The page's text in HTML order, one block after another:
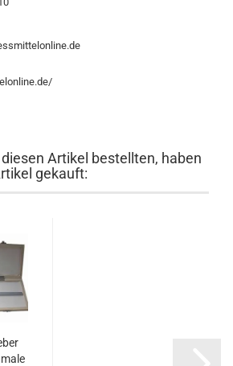
Artikel bestellten, haben
gekauft: